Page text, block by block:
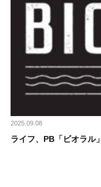
2025.09.08
ライフ、PB「ビオラ